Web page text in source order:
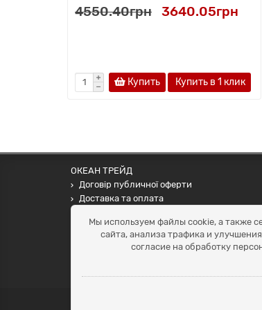
4550.40грн 3640.05грн
Купить Купить в 1 клик
ОКЕАН ТРЕЙД
Договір публичної оферти
Доставка та оплата
Умови повернення
+38 (099) 452-20-02
Мы используем файлы cookie, а также
сайта, анализа трафика и
согласие на обработку